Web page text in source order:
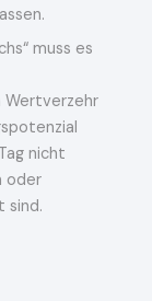
muss es
Wertverzehr
nicht
oder
sind.